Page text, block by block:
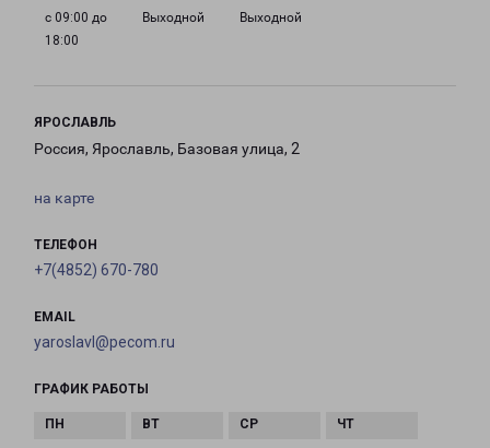
с 09:00 до
18:00
Выходной Выходной
ЯРОСЛАВЛЬ
Россия, Ярославль, Базовая улица, 2
на карте
ТЕЛЕФОН
+7(4852) 670-780
EMAIL
yaroslavl@pecom.ru
ГРАФИК РАБОТЫ